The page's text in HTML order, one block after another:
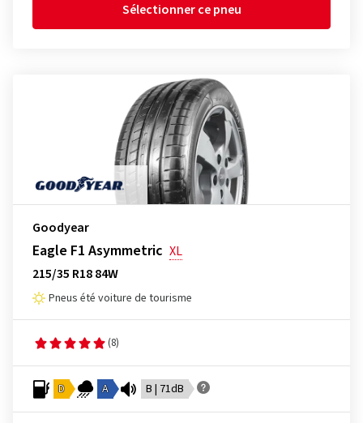
Sélectionner ce pneu
Goodyear
Eagle F1 Asymmetric XL
215/35 R18 84W
Pneus été voiture de tourisme
(8)
D A B | 71dB